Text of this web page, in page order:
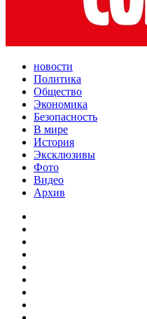
новости
Политика
Общество
Экономика
Безопасность
В мире
История
Эксклюзивы
Фото
Видео
Архив